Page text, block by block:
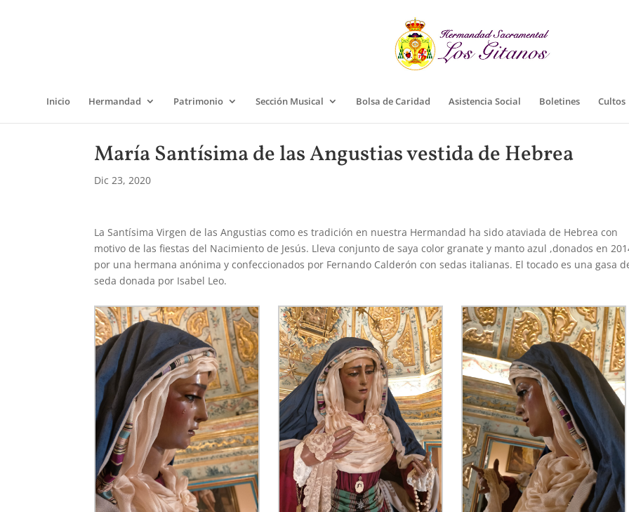
Inicio Hermandad Patrimonio Sección Musical Bolsa de Caridad Asistencia Social Boletines Cultos
María Santísima de las Angustias vestida de Hebrea
Dic 23, 2020
La Santísima Virgen de las Angustias como es tradición en nuestra Hermandad ha sido ataviada de Hebrea con
motivo de las fiestas del Nacimiento de Jesús. Lleva conjunto de saya color granate y manto azul ,donados en
por una hermana anónima y confeccionados por Fernando Calderón con sedas italianas. El tocado es una gasa
seda donada por Isabel Leo.